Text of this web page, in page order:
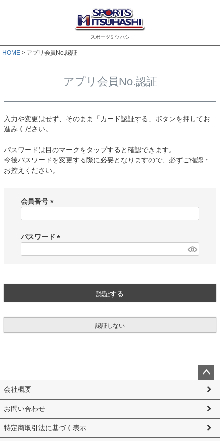
スポーツミツハシ
HOME アプリ会員No.認証
アプリ会員No.認証
入力や変更はせず、そのまま「カード認証する」ボタンを押してお
進みください。
パスワードは目のマークをタップすると確認できます。
今後パスワードを変更する際に必要となりますので、必ずご確認・
お控えください。
会員番号
須
)
パスワード
認証する
認証しない
ペー
ップ
へ
会社概要
お問い合わせ
特定商取引法に基づく表示